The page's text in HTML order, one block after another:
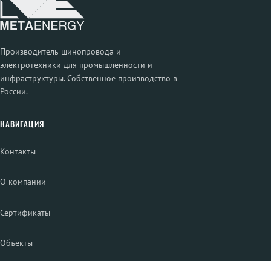
Производитель шинопровода и
электротехники для промышленности и
инфраструктуры. Собственное производство в
России.
НАВИГАЦИЯ
Контакты
О компании
Сертификаты
Объекты